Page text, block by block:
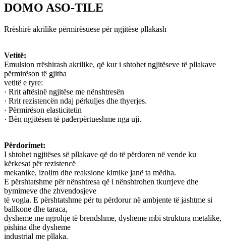
DOMO ASO-TILE
Rrёshirё akrilike pёrmirёsuese pёr ngjitёse pllakash
Vetitё:
Emulsion rrёshirash akrilike, qё kur i shtohet ngjitёseve tё pllakave
pёrmirёson tё gjitha
vetitё e tyre:
· Rrit aftёsinё ngjitёse me nёnshtresёn
· Rrit rezistencёn ndaj pёrkuljes dhe thyerjes.
· Pёrmirёson elasticitetin
· Bёn ngjitёsen tё paderpёrtueshme nga uji.
Pёrdorimet:
I shtohet ngjitёses sё pllakave qё do tё pёrdoren nё vende ku
kёrkesat pёr rezistencё
mekanike, izolim dhe reaksione kimike janё ta mёdha.
E pёrshtatshme pёr nёnshtresa qё i nёnshtrohen tkurrjeve dhe
bymimeve dhe zhvendosjeve
tё vogla. E pёrshtatshme pёr tu pёrdorur nё ambjente tё jashtme si
ballkone dhe taraca,
dysheme me ngrohje tё brendshme, dysheme mbi struktura metalike,
pishina dhe dysheme
industrial me pllaka.